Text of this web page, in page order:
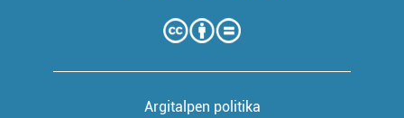
Argitalpen politika